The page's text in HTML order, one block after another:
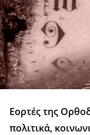
Εορτές της
πολιτικά,